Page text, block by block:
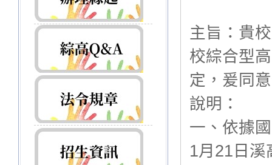
主旨：貴
校綜合型
定，爰同
說明：
一、依據
1月21日溪